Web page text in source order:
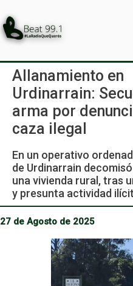
Allanamiento en
Urdinarrain:
arma por
caza ilegal
En un operativo
de Urdinarrain
una vivienda rural, tras
y presunta actividad
27 de Agosto de 2025